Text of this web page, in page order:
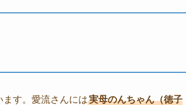
す。愛流さんには実母のんちゃん（徳子